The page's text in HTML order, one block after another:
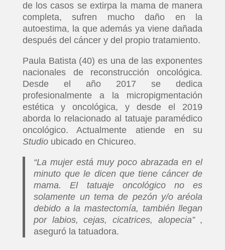
de los casos se extirpa la mama de manera
completa, sufren mucho daño en la
autoestima, la que además ya viene dañada
después del cáncer y del propio tratamiento.
Paula Batista (40) es una de las exponentes
nacionales de reconstrucción oncológica.
Desde el año 2017 se dedica
profesionalmente a la micropigmentación
estética y oncológica, y desde el 2019
aborda lo relacionado al tatuaje paramédico
oncológico. Actualmente atiende en su
Studioubicado en Chicureo.
“La mujer está muy poco abrazada en el
minuto que le dicen que tiene cáncer de
mama. El tatuaje oncológico no es
solamente un tema de pezón y/o aréola
debido a la mastectomía, también llegan
por labios, cejas, cicatrices, alopecia” ,
aseguró la tatuadora.